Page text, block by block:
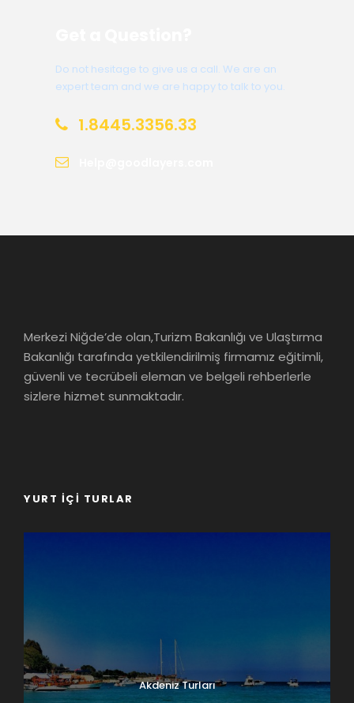
Do not hesitage to give us a call. We are an
expert team and we are happy to talk to you.
1.8445.3356.33
Merkezi Niğde’de olan,Turizm Bakanlığı ve Ulaştırma
Bakanlığı tarafında yetkilendirilmiş firmamız eğitimli,
güvenli ve tecrübeli eleman ve belgeli rehberlerle
sizlere hizmet sunmaktadır.
YURT İÇI TURLAR
Akdeniz Turları